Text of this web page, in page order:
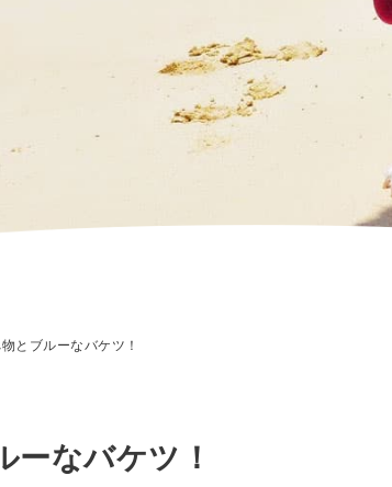
とブルーなバケツ！
ーなバケツ！